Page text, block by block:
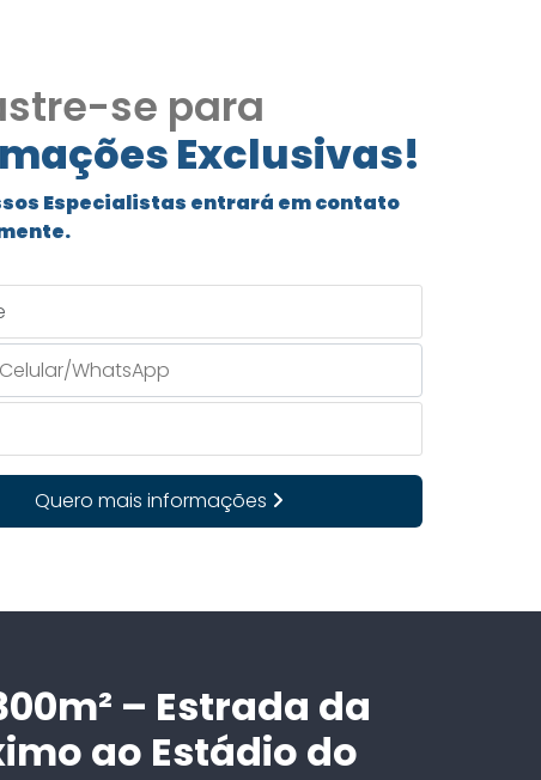
se para
Exclusivas!
Especialistas entrará em contato
Quero mais informações
– Estrada da
ao Estádio do